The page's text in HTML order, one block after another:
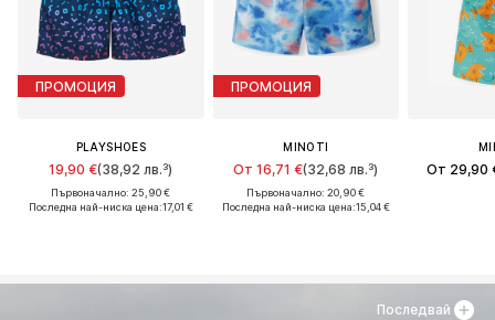
ПРОМОЦИЯ
PLAYSHOES
19,90 €(38,92 лв.³)
Първоначално: 25,90 €
Последна най-ниска цена:17,01 €
ПРОМОЦИЯ
MINOTI
От 16,71 €(32,68 лв.³)
Първоначално: 20,90 €
Последна най-ниска цена:15,04 €
От 29,90
Последвай